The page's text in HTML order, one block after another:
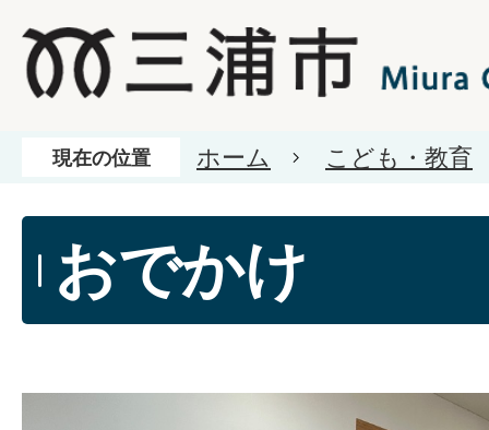
現在の位置 ホーム こども・教育
おでかけ